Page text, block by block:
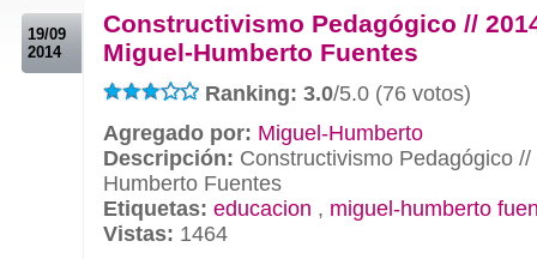
19/09
2014
Constructivismo Pedagógico //
Miguel-Humberto Fuentes
Ranking: 3.0/5.0 (76 votos)
Agregado por: Miguel-Humberto
Descripción: Constructivismo Pedagógico
Humberto Fuentes
Etiquetas: educacion , miguel-humberto
Vistas: 1464